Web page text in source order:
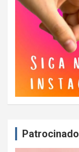
Patrocinado